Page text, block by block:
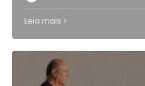
Leia mais